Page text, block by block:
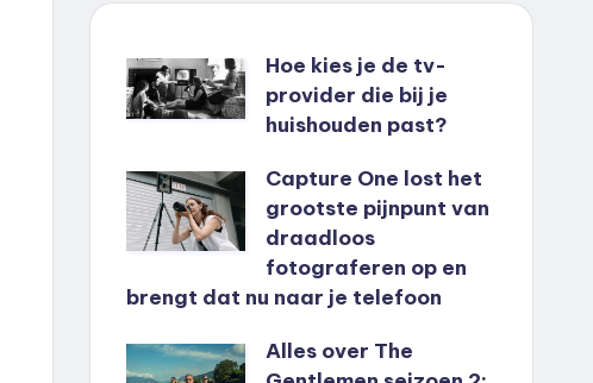
Hoe kies je de tv-
provider die bij je
huishouden past?
Capture One lost het
grootste pijnpunt van
draadloos
fotograferen op en
brengt dat nu naar je telefoon
Alles over The